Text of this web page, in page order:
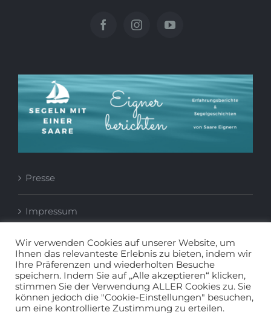
Presse
Impressum
Datenschutzerklärung
Wir verwenden Cookies auf unserer Website, um
Ihnen das relevanteste Erlebnis zu bieten, indem wir
Ihre Präferenzen und wiederholten Besuche
speichern. Indem Sie auf „Alle akzeptieren“ klicken,
stimmen Sie der Verwendung ALLER Cookies zu. Sie
können jedoch die "Cookie-Einstellungen" besuchen,
um eine kontrollierte Zustimmung zu erteilen.